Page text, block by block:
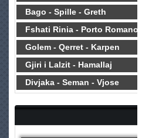
Bago - Spille - Greth
Fshati Rinia - Porto Romano
Golem - Qerret - Karpen
Gjiri i Lalzit - Hamallaj
Divjaka - Seman - Vjose